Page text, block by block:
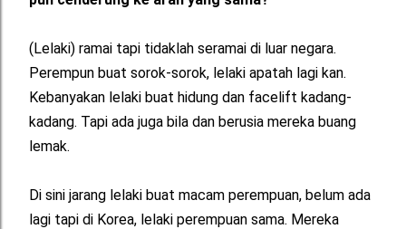
(Lelaki) ramai tapi tidaklah seramai di luar negara.
Perempun buat sorok-sorok, lelaki apatah lagi kan.
Kebanyakan lelaki buat hidung dan facelift kadang-
kadang. Tapi ada juga bila dan berusia mereka buang
lemak.
Di sini jarang lelaki buat macam perempuan, belum ada
lagi tapi di Korea, lelaki perempuan sama. Mereka